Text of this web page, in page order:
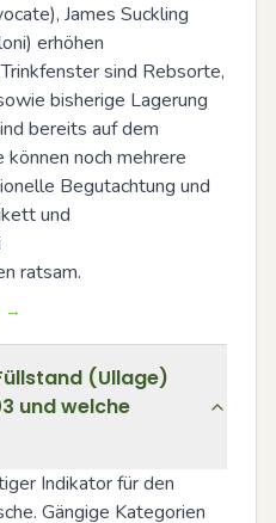
James Suckling
erhöhen
sind Rebsorte,
bisherige Lagerung
bereits auf dem
noch mehrere
Begutachtung und
und
ratsam.
→
(Ullage)
und welche
Indikator für den
Gängige Kategorien